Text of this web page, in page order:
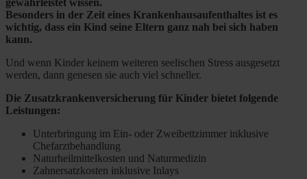
gewährleistet wissen.
Besonders in der Zeit eines Krankenhausaufenthaltes ist es
wichtig, dass ein Kind seine Eltern ganz nah bei sich haben
kann.
Und wenn Kinder keinem weiteren seelischen Stress ausgesetzt
werden, dann genesen sie auch viel schneller.
Die Zusatzkrankenversicherung für Kinder bietet folgende
Leistungen:
Unterbringung im Ein- oder Zweibettzimmer inklusive
Chefarztbehandlung
Naturheilmittelkosten und Naturmedizin
Zahnersatzkosten inklusive Inlays